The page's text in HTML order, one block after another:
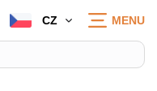
CZ MENU